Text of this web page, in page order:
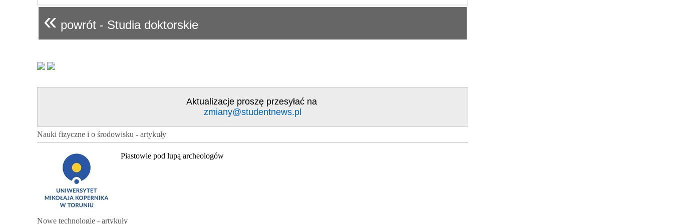
« powrót - Studia doktorskie
Aktualizacje proszę przesyłać na
zmiany@studentnews.pl
Nauki fizyczne i o środowisku - artykuły
Piastowie pod lupą archeologów
Nowe technologie - artykuły